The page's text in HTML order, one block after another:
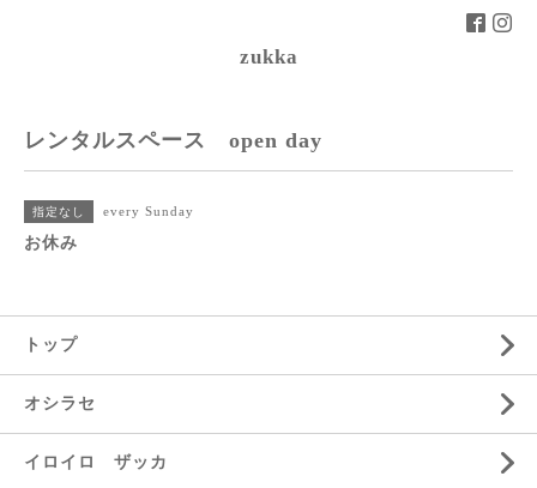
zukka
レンタルスペース open day
指定なし every Sunday
お休み
トップ
オシラセ
イロイロ ザッカ